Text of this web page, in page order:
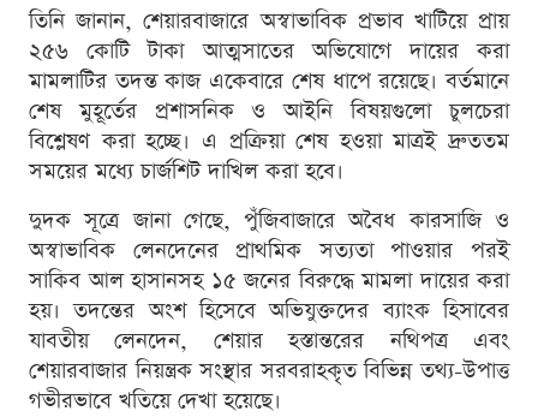
তিনি জানান, শেয়ারবাজারে অস্বাভাবিক প্রভাব খাটিয়ে প্রায়
২৫৬ কোটি টাকা আত্মসাতের অভিযোগে দায়ের করা
মামলাটির তদন্ত কাজ একেবারে শেষ ধাপে রয়েছে। বর্তমানে
শেষ মুহূর্তের প্রশাসনিক ও আইনি বিষয়গুলো চুলচেরা
বিশ্লেষণ করা হচ্ছে। এ প্রক্রিয়া শেষ হওয়া মাত্রই দ্রুততম
সময়ের মধ্যে চার্জশিট দাখিল করা হবে।
দুদক সূত্রে জানা গেছে, পুঁজিবাজারে অবৈধ কারসাজি ও
অস্বাভাবিক লেনদেনের প্রাথমিক সত্যতা পাওয়ার পরই
সাকিব আল হাসানসহ ১৫ জনের বিরুদ্ধে মামলা দায়ের করা
হয়। তদন্তের অংশ হিসেবে অভিযুক্তদের ব্যাংক হিসাবের
যাবতীয় লেনদেন, শেয়ার হস্তান্তরের নথিপত্র এবং
শেয়ারবাজার নিয়ন্ত্রক সংস্থার সরবরাহকৃত বিভিন্ন তথ্য-উপাত্ত
গভীরভাবে খতিয়ে দেখা হয়েছে।